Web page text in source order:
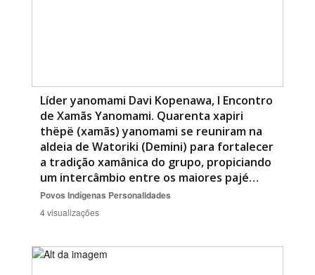
Líder yanomami Davi Kopenawa, I Encontro
de Xamãs Yanomami. Quarenta xapiri
thëpë (xamãs) yanomami se reuniram na
aldeia de Watoriki (Demini) para fortalecer
a tradição xamânica do grupo, propiciando
um intercâmbio entre os maiores pajé…
Povos Indígenas Personalidades
4 visualizações